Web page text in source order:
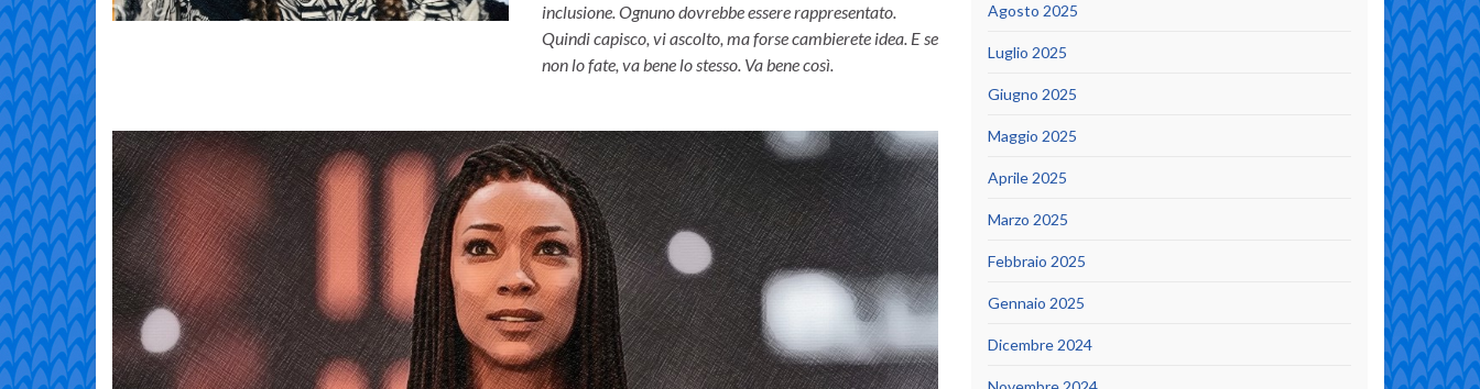
inclusione. Ognuno dovrebbe essere rappresentato.
Quindi capisco, vi ascolto, ma forse cambierete idea. E se
non lo fate, va bene lo stesso. Va bene così.
Agosto 2025
Luglio 2025
Giugno 2025
Maggio 2025
Aprile 2025
Marzo 2025
Febbraio 2025
Gennaio 2025
Dicembre 2024